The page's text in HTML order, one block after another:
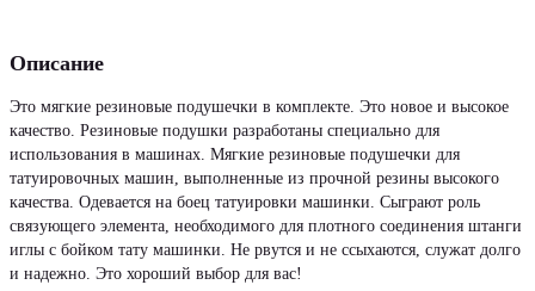
Описание
Это мягкие резиновые подушечки в комплекте. Это новое и высокое
качество. Резиновые подушки разработаны специально для
использования в машинах. Мягкие резиновые подушечки для
татуировочных машин, выполненные из прочной резины высокого
качества. Одевается на боец татуировки машинки. Сыграют роль
связующего элемента, необходимого для плотного соединения штанги
иглы с бойком тату машинки. Не рвутся и не ссыхаются, служат долго
и надежно. Это хороший выбор для вас!